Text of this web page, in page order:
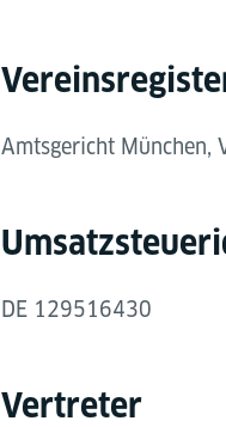
Amtsgericht München,
DE 129516430
Vertreter